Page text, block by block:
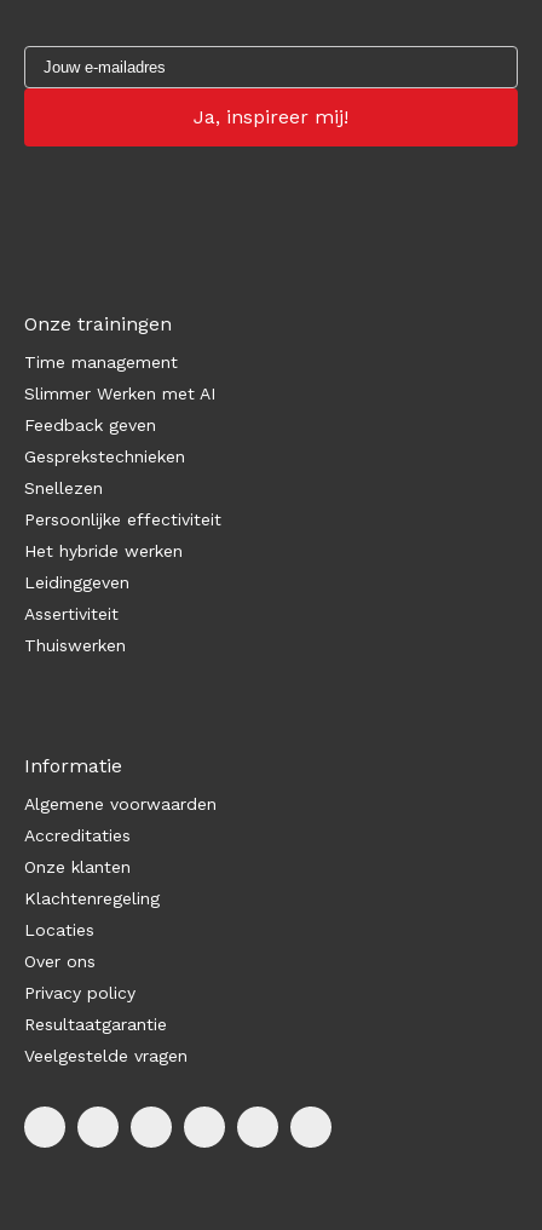
Onze trainingen
Time management
Slimmer Werken met AI
Feedback geven
Gesprekstechnieken
Snellezen
Persoonlijke effectiviteit
Het hybride werken
Leidinggeven
Assertiviteit
Thuiswerken
Informatie
Algemene voorwaarden
Accreditaties
Onze klanten
Klachtenregeling
Locaties
Over ons
Privacy policy
Resultaatgarantie
Veelgestelde vragen